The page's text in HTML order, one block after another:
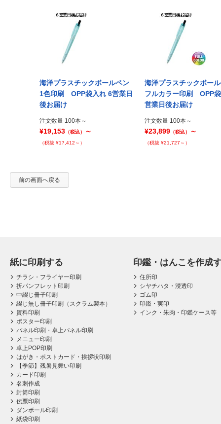
海洋プラスチックボールペン
1色印刷 OPP袋入れ 6営業日
後お届け
注文数量 100本～
¥19,153 （税込） ～
（税抜 ¥17,412～）
海洋プラスチックボー
フルカラー印刷 OPP
営業日後お届け
注文数量 100本～
¥23,899 （税込） ～
（税抜 ¥21,727～）
前の画面へ戻る
紙に印刷する
チラシ・フライヤー印刷
折パンフレット印刷
中綴じ冊子印刷
綴じ無し冊子印刷（スクラム製本）
資料印刷
ポスター印刷
パネル印刷・卓上パネル印刷
メニュー印刷
卓上POP印刷
はがき・ポストカード・挨拶状印刷
【季節】残暑見舞い印刷
カード印刷
名刺作成
封筒印刷
伝票印刷
ダンボール印刷
紙袋印刷
印鑑・はんこを作成
住所印
シヤチハタ・浸透印
ゴム印
印鑑・実印
インク・朱肉・印鑑ケース等